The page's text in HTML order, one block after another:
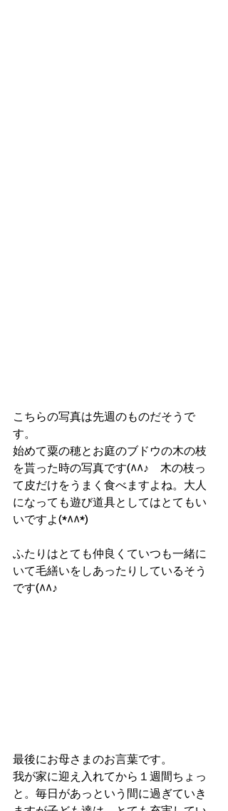
こちらの写真は先週のものだそうで
す。
始めて粟の穂とお庭のブドウの木の枝
を貰った時の写真です(^^♪　木の枝っ
て皮だけをうまく食べますよね。大人
になっても遊び道具としてはとてもい
いですよ(*^^*)
ふたりはとても仲良くていつも一緒に
いて毛繕いをしあったりしているそう
です(^^♪
最後にお母さまのお言葉です。
我が家に迎え入れてから１週間ちょっ
と。毎日があっという間に過ぎていき